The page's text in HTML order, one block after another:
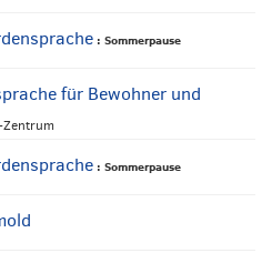
: Sommerpause
für Bewohner und
: Sommerpause